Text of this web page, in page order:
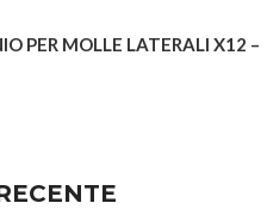
PER MOLLE LATERALI X12 –